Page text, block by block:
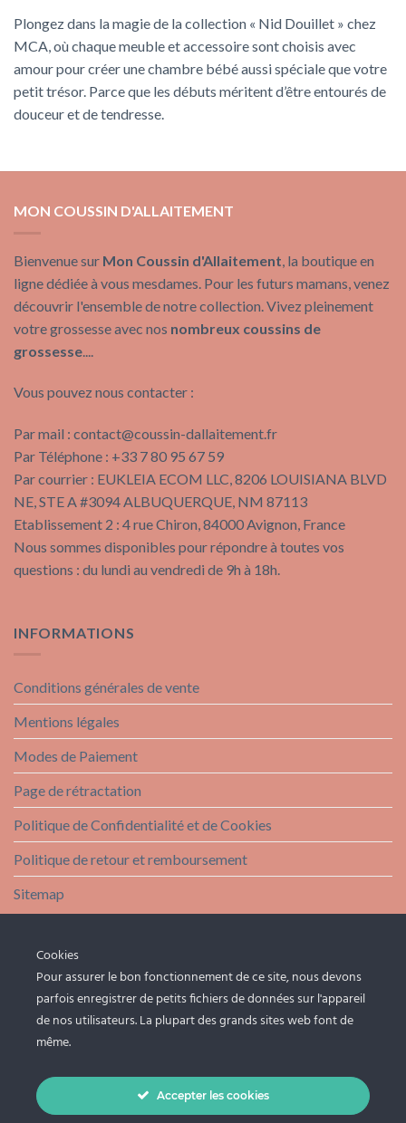
Plongez dans la magie de la collection « Nid Douillet » chez
MCA, où chaque meuble et accessoire sont choisis avec
amour pour créer une chambre bébé aussi spéciale que votre
petit trésor. Parce que les débuts méritent d’être entourés de
douceur et de tendresse.
MON COUSSIN D'ALLAITEMENT
Bienvenue sur Mon Coussin d'Allaitement , la boutique en
ligne dédiée à vous mesdames. Pour les futurs mamans, venez
découvrir l'ensemble de notre collection. Vivez pleinement
votre grossesse avec nos nombreux coussins de
grossesse
Vous pouvez nous contacter :
Par mail : contact@coussin-dallaitement.fr
Par Téléphone : +33 7 80 95 67 59
Par courrier : EUKLEIA ECOM LLC, 8206 LOUISIANA BLVD
NE, STE A #3094 ALBUQUERQUE, NM 87113
Etablissement 2 : 4 rue Chiron, 84000 Avignon, France
Nous sommes disponibles pour répondre à toutes vos
questions : du lundi au vendredi de 9h à 18h.
INFORMATIONS
Conditions générales de vente
Mentions légales
Modes de Paiement
Page de rétractation
Politique de Confidentialité et de Cookies
Politique de retour et remboursement
Sitemap
FAQ
Livraison
Cookies
Pour assurer le bon fonctionnement de ce site, nous devons
parfois enregistrer de petits fichiers de données sur l'appareil
de nos utilisateurs. La plupart des grands sites web font de
même.
Accepter les cookies